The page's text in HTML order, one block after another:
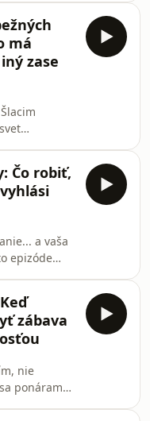
depky – čo
prečo sa
sa dostať z
ťa
sa modelu
má
zase
zábava a
tom so
inak než
Čo robiť,
a vaša
epizóde
poslať
Aj o
vyšetrenie
zábava
nie
ponárame